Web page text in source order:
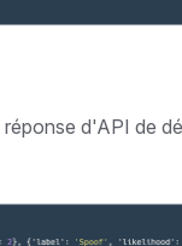
d'API de